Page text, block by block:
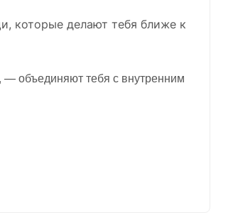
которые делают тебя ближе к
— объединяют тебя с внутренним